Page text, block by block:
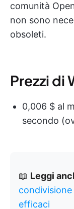
comunità
non sono
obsoleti.
Prezzi di
0,006 $ al
secondo
📖 Leggi
efficaci